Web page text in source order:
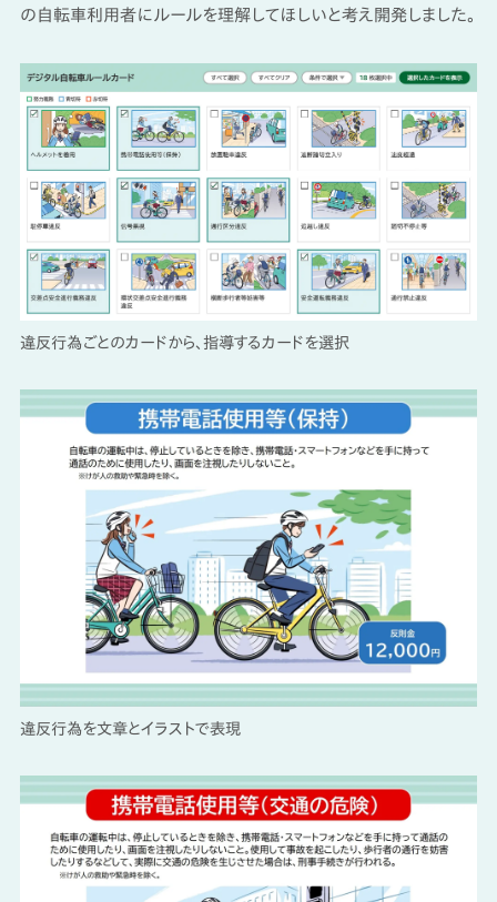
の自転車利用者にルールを理解してほしいと考え開発しました。
違反行為ごとのカードから、指導するカードを選択
違反行為を文章とイラストで表現